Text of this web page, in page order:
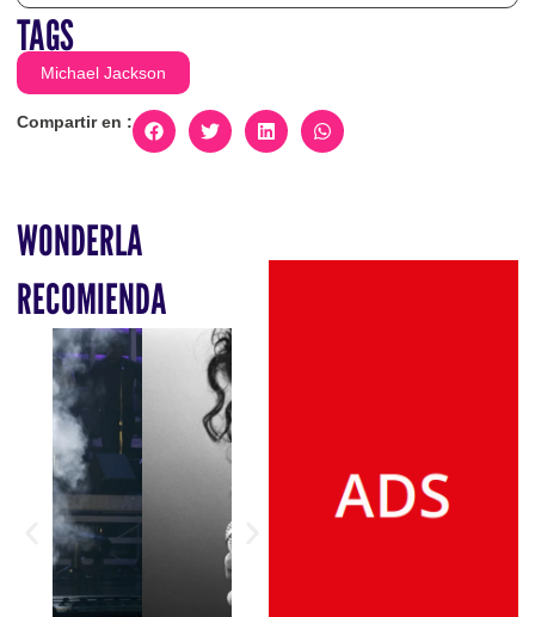
TAGS
Michael Jackson
Compartir en :
WONDERLA
RECOMIENDA